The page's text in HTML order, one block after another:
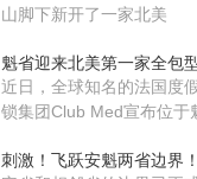
山脚下新开了一家北美
魁省迎来北美第一家全包
近日，全球知名的法国度
锁集团Club Med宣布位于
刺激！飞跃安魁两省边界